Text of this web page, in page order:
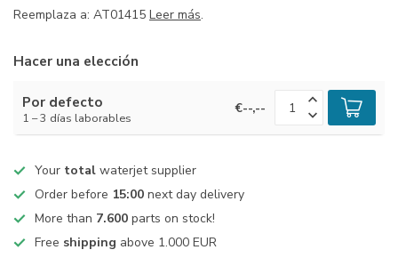
Reemplaza a: AT01415 Leer más.
Hacer una elección
Por defecto
1 – 3 días laborables
€--,--
Your total waterjet supplier
Order before 15:00 next day delivery
More than 7.600 parts on stock!
Free shipping above 1.000 EUR